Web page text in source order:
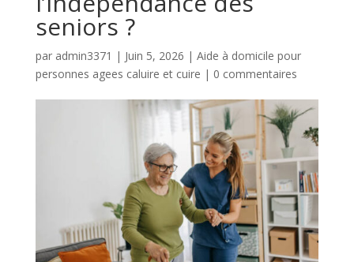
seniors ?
par admin3371 | Juin 5, 2026 | Aide à domicile pour
personnes agees caluire et cuire | 0 commentaires